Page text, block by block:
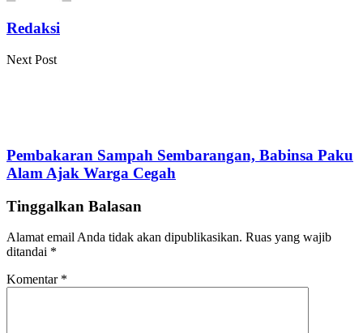
Redaksi
Next Post
Pembakaran Sampah Sembarangan, Babinsa Paku
Alam Ajak Warga Cegah
Tinggalkan Balasan
Alamat email Anda tidak akan dipublikasikan. Ruas yang wajib
ditandai *
Komentar *